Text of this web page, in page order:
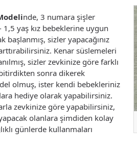
nde, 3 numara şişler
yaş kız bebeklerine uygun
başlanmış, sizler yapacağınız
Kenar süslemeleri
sizler zevkinize göre farklı
sonra dikerek
olmuş, ister kendi bebekleriniz
hediye olarak yapabilirsiniz.
zevkinize göre yapabilirsiniz,
olanlara şimdiden kolay
günlerde kullanmaları